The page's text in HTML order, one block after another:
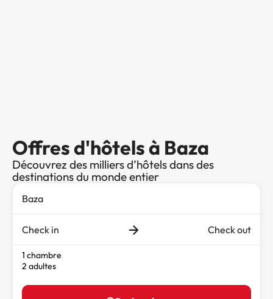
Offres d'hôtels à Baza
Découvrez des milliers d’hôtels dans des
destinations du monde entier
Check in Check out
1 chambre
2 adultes